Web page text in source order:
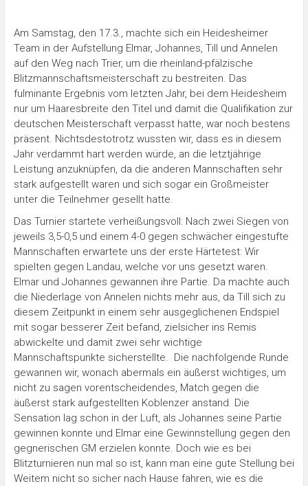
Am Samstag, den 17.3., machte sich ein Heidesheimer
Team in der Aufstellung Elmar, Johannes, Till und Annelen
auf den Weg nach Trier, um die rheinland-pfälzische
Blitzmannschaftsmeisterschaft zu bestreiten. Das
fulminante Ergebnis vom letzten Jahr, bei dem Heidesheim
nur um Haaresbreite den Titel und damit die Qualifikation zur
deutschen Meisterschaft verpasst hatte, war noch bestens
präsent. Nichtsdestotrotz wussten wir, dass es in diesem
Jahr verdammt hart werden würde, an die letztjährige
Leistung anzuknüpfen, da die anderen Mannschaften sehr
stark aufgestellt waren und sich sogar ein Großmeister
unter die Teilnehmer gesellt hatte.
Das Turnier startete verheißungsvoll: Nach zwei Siegen von
jeweils 3,5-0,5 und einem 4-0 gegen schwächer eingestufte
Mannschaften erwartete uns der erste Härtetest: Wir
spielten gegen Landau, welche vor uns gesetzt waren.
Elmar und Johannes gewannen ihre Partie. Da machte auch
die Niederlage von Annelen nichts mehr aus, da Till sich zu
diesem Zeitpunkt in einem sehr ausgeglichenen Endspiel
mit sogar besserer Zeit befand, zielsicher ins Remis
abwickelte und damit zwei sehr wichtige
Mannschaftspunkte sicherstellte. Die nachfolgende Runde
gewannen wir, wonach abermals ein äußerst wichtiges, um
nicht zu sagen vorentscheidendes, Match gegen die
äußerst stark aufgestellten Koblenzer anstand. Die
Sensation lag schon in der Luft, als Johannes seine Partie
gewinnen konnte und Elmar eine Gewinnstellung gegen den
gegnerischen GM erzielen konnte. Doch wie es bei
Blitzturnieren nun mal so ist, kann man eine gute Stellung bei
Weitem nicht so sicher nach Hause fahren, wie es die